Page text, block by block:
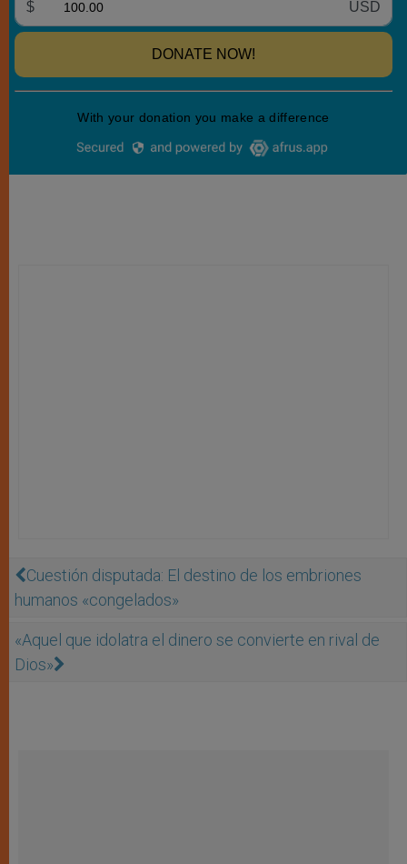
Cuestión disputada: El destino de los embriones
humanos «congelados»
«Aquel que idolatra el dinero se convierte en rival de
Dios»